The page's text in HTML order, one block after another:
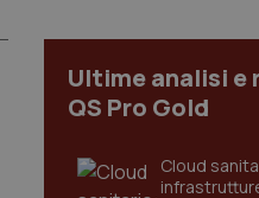
Ultime analisi e
QS Pro Gold
Cloud